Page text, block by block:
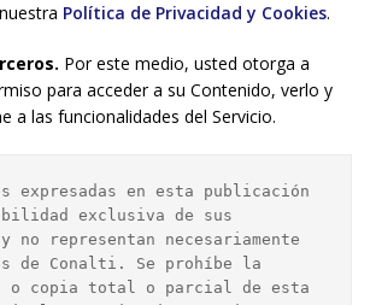
Política de Privacidad y Cookies.
Por este medio, usted otorga a
para acceder a su Contenido, verlo y
a las funcionalidades del Servicio.
expresadas en esta publicación
exclusiva de sus
no representan necesariamente
de Conalti. Se prohíbe la
o copia total o parcial de esta